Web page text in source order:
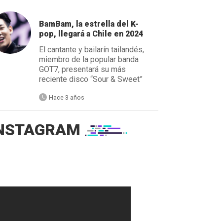
BamBam, la estrella del K-
pop, llegará a Chile en 2024
El cantante y bailarín tailandés,
miembro de la popular banda
GOT7, presentará su más
reciente disco “Sour & Sweet”
Hace 3 años